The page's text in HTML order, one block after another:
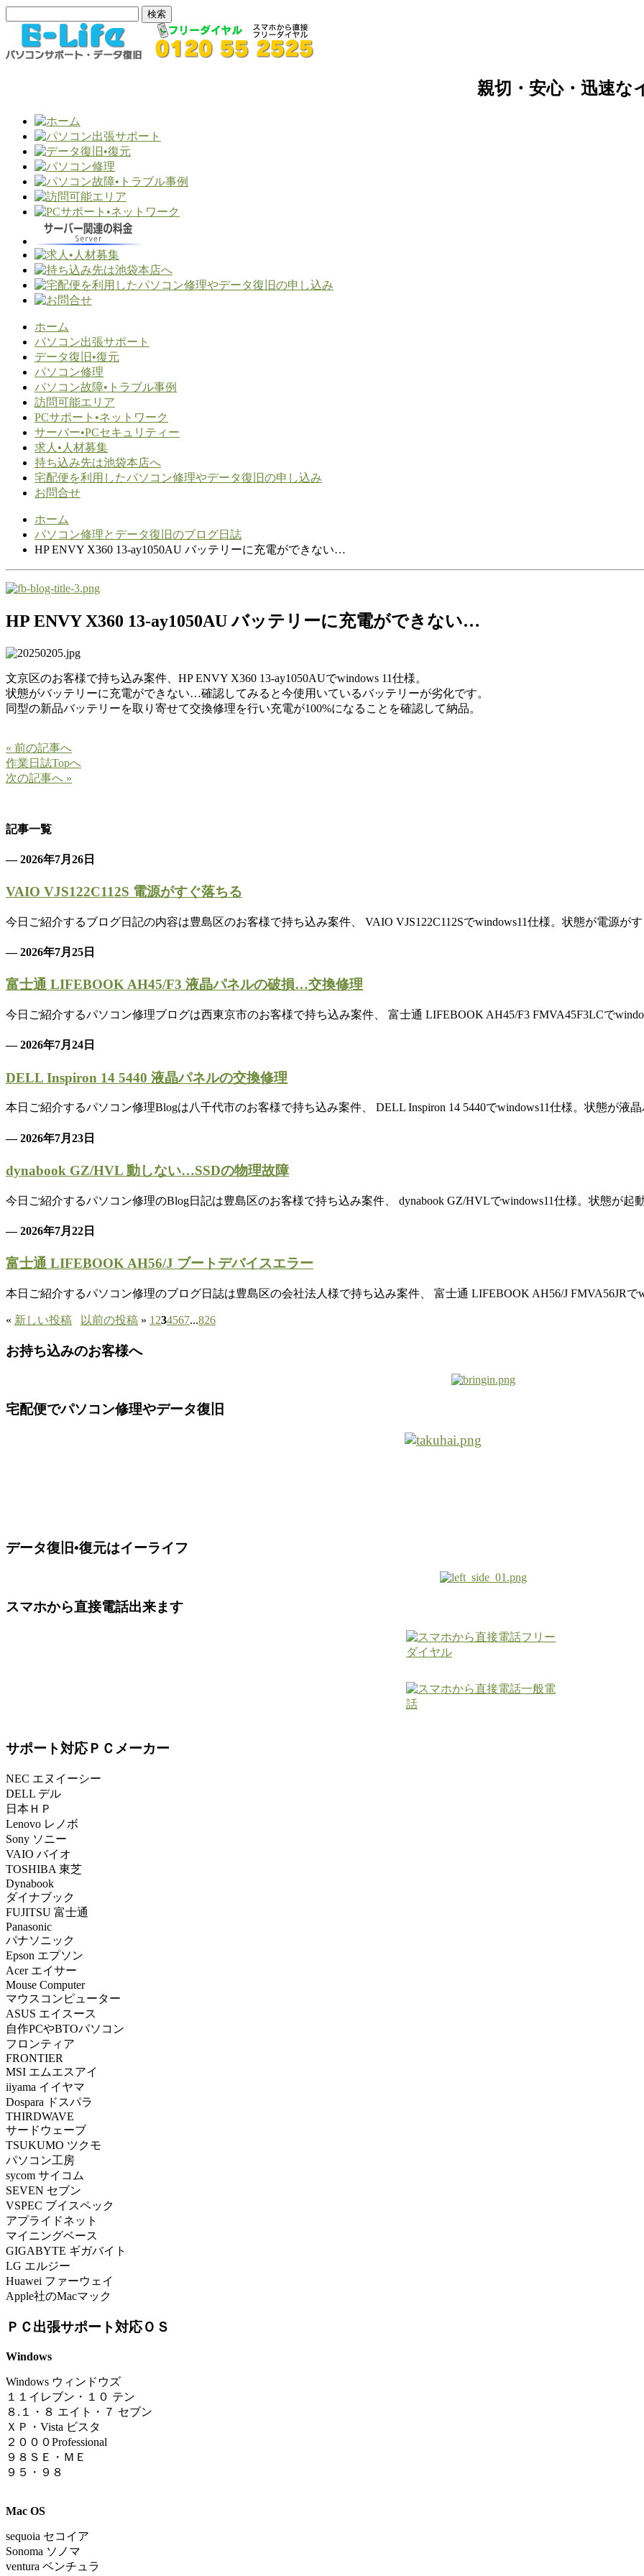
親切・安心・迅速な
ホーム
パソコン出張サポート
データ復旧•復元
パソコン修理
パソコン故障•トラブル事例
訪問可能エリア
PCサポート•ネットワーク
サーバー•PCセキュリティー
求人•人材募集
持ち込み先は池袋本店へ
宅配便を利用したパソコン修理やデータ復旧の申し込み
お問合せ
ホーム
パソコン修理とデータ復旧のブログ日誌
HP ENVY X360 13-ay1050AU バッテリーに充電ができない…
HP ENVY X360 13-ay1050AU バッテリーに充電ができない…
文京区のお客様で持ち込み案件、 HPENVY X360 13-ay1050AUでwindows 11仕様。
状態がバッテリーに充電ができない…確認してみると今使用いているバッテリーが劣化です。
同型の新品バッテリーを取り寄せて交換修理を行い充電が100%になることを確認して納品。
« 前の記事へ
作業日誌Topへ
次の記事へ »
記事一覧
— 2026年7月26日
VAIO VJS122C112S 電源がすぐ落ちる
今日ご紹介するブログ日記の内容は豊島区のお客様で持ち込み案件、 VAIO VJS122C112Sでwindows11仕様。状態が電源が
— 2026年7月25日
富士通 LIFEBOOK AH45/F3 液晶パネルの破損…交換修理
今日ご紹介するパソコン修理ブログは西東京市のお客様で持ち込み案件、 富士通 LIFEBOOK AH45/F3 FMVA45F3LCで
— 2026年7月24日
DELL Inspiron 14 5440 液晶パネルの交換修理
本日ご紹介するパソコン修理Blogは八千代市のお客様で持ち込み案件、 DELL Inspiron 14 5440でwindows11仕様。状態が液
— 2026年7月23日
dynabook GZ/HVL 動しない…SSDの物理故障
今日ご紹介するパソコン修理のBlog日記は豊島区のお客様で持ち込み案件、 dynabook GZ/HVLでwindows11仕様。状態が起
— 2026年7月22日
富士通 LIFEBOOK AH56/J ブートデバイスエラー
本日ご紹介するパソコン修理のブログ日誌は豊島区の会社法人様で持ち込み案件、 富士通 LIFEBOOK AH56/J FMVA56JR
« 新しい投稿 以前の投稿 » 1 234567...826
お持ち込みのお客様へ
宅配便でパソコン修理やデータ復旧
データ復旧•復元はイーライフ
スマホから直接電話出来ます
サポート対応ＰＣメーカー
NEC エヌイーシー
DELL デル
日本ＨＰ
Lenovo レノボ
Sony ソニー
VAIO バイオ
TOSHIBA 東芝
Dynabook
ダイナブック
FUJITSU 富士通
Panasonic
パナソニック
Epson エプソン
Acer エイサー
Mouse Computer
マウスコンピューター
ASUS エイスース
自作PCやBTOパソコン
フロンティア
FRONTIER
MSI エムエスアイ
iiyama イイヤマ
Dospara ドスパラ
THIRDWAVE
サードウェーブ
TSUKUMO ツクモ
パソコン工房
sycom サイコム
SEVEN セブン
VSPEC ブイスペック
アプライドネット
マイニングベース
GIGABYTE ギガバイト
LG エルジー
Huawei ファーウェイ
Apple社のMacマック
ＰＣ出張サポート対応ＯＳ
Windows
Windows ウィンドウズ
１
１イレブン ・ １０ テン
８.１
・ ８ エイト・７ セブン
ＸＰ・Vista ビスタ
２０００Professional
９８ＳＥ・ＭＥ
９５・９８
Mac OS
sequoia セコイア
Sonoma ソノマ
ventura ベンチュラ